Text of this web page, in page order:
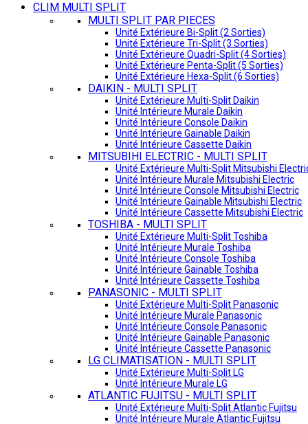
CLIM MULTI SPLIT
MULTI SPLIT PAR PIECES
Unité Extérieure Bi-Split (2 Sorties)
Unité Extérieure Tri-Split (3 Sorties)
Unité Extérieure Quadri-Split (4 Sorties)
Unité Extérieure Penta-Split (5 Sorties)
Unité Extérieure Hexa-Split (6 Sorties)
DAIKIN - MULTI SPLIT
Unité Extérieure Multi-Split Daikin
Unité Intérieure Murale Daikin
Unité Intérieure Console Daikin
Unité Intérieure Gainable Daikin
Unité Intérieure Cassette Daikin
MITSUBIHI ELECTRIC - MULTI SPLIT
Unité Extérieure Multi-Split Mitsubishi
Unité Intérieure Murale Mitsubishi Electric
Unité Intérieure Console Mitsubishi Electric
Unité Intérieure Gainable Mitsubishi Electric
Unité Intérieure Cassette Mitsubishi Electric
TOSHIBA - MULTI SPLIT
Unité Extérieure Multi-Split Toshiba
Unité Intérieure Murale Toshiba
Unité Intérieure Console Toshiba
Unité Intérieure Gainable Toshiba
Unité Intérieure Cassette Toshiba
PANASONIC - MULTI SPLIT
Unité Extérieure Multi-Split Panasonic
Unité Intérieure Murale Panasonic
Unité Intérieure Console Panasonic
Unité Intérieure Gainable Panasonic
Unité Intérieure Cassette Panasonic
LG CLIMATISATION - MULTI SPLIT
Unité Extérieure Multi-Split LG
Unité Intérieure Murale LG
ATLANTIC FUJITSU - MULTI SPLIT
Unité Extérieure Multi-Split Atlantic Fujitsu
Unité Intérieure Murale Atlantic Fujitsu